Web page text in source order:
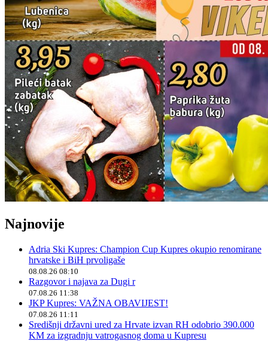
Najnovije
Adria Ski Kupres: Champion Cup Kupres okupio renomirane
hrvatske i BiH prvoligaše
08.08.26 08:10
Razgovor i najava za Dugi r
07.08.26 11:38
JKP Kupres: VAŽNA OBAVIJEST!
07.08.26 11:11
Središnji državni ured za Hrvate izvan RH odobrio 390.000
KM za izgradnju vatrogasnog doma u Kupresu